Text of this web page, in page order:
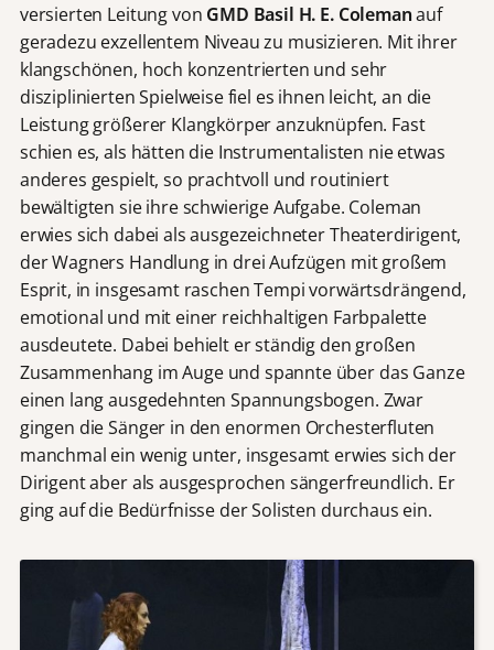
versierten Leitung von GMD Basil H. E. Colemanauf
geradezu exzellentem Niveau zu musizieren. Mit ihrer
klangschönen, hoch konzentrierten und sehr
disziplinierten Spielweise fiel es ihnen leicht, an die
Leistung größerer Klangkörper anzuknüpfen. Fast
schien es, als hätten die Instrumentalisten nie etwas
anderes gespielt, so prachtvoll und routiniert
bewältigten sie ihre schwierige Aufgabe. Coleman
erwies sich dabei als ausgezeichneter Theaterdirigent,
der Wagners Handlung in drei Aufzügen mit großem
Esprit, in insgesamt raschen Tempi vorwärtsdrängend,
emotional und mit einer reichhaltigen Farbpalette
ausdeutete. Dabei behielt er ständig den großen
Zusammenhang im Auge und spannte über das Ganze
einen lang ausgedehnten Spannungsbogen. Zwar
gingen die Sänger in den enormen Orchesterfluten
manchmal ein wenig unter, insgesamt erwies sich der
Dirigent aber als ausgesprochen sängerfreundlich. Er
ging auf die Bedürfnisse der Solisten durchaus ein.